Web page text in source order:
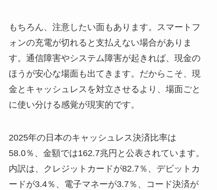
もちろん、注意したい面もあります。スマートフ
ォンの充電が切れると支払えない場合がありま
す。通信障害やシステム障害が起きれば、現金の
ほうが安心な場面も出てきます。だからこそ、現
金とキャッシュレスを対立させるより、場面ごと
に使い分ける感覚が現実的です。
2025年の日本のキャッシュレス決済比率は
58.0％、金額では162.7兆円と公表されています。
内訳は、クレジットカードが82.7％、デビットカ
ードが3.4％、電子マネーが3.7％、コード決済が